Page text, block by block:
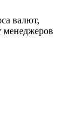
валют,
менеджеров